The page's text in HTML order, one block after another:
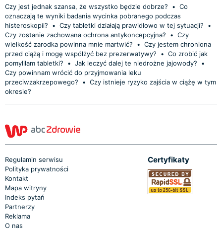
Czy jest jednak szansa, że wszystko będzie dobrze? • Co
oznaczają te wyniki badania wycinka pobranego podczas
histeroskopii?
• Czy tabletki działają prawidłowo w tej sytuacji?
•
Czy zostanie zachowana ochrona antykoncepcyjna?
• Czy
wielkość zarodka powinna mnie martwić?
• Czy jestem chroniona
przed ciążą i mogę współżyć bez prezerwatywy?
• Co zrobić jak
pomyliłam tabletki?
• Jak leczyć dalej te niedrożne jajowody?
•
Czy powinnam wrócić do przyjmowania leku
przeciwzakrzepowego?
• Czy istnieje ryzyko zajścia w ciążę w tym
okresie?
Regulamin serwisu
Polityka prywatności
Kontakt
Mapa witryny
Indeks pytań
Partnerzy
Reklama
O nas
Certyfikaty